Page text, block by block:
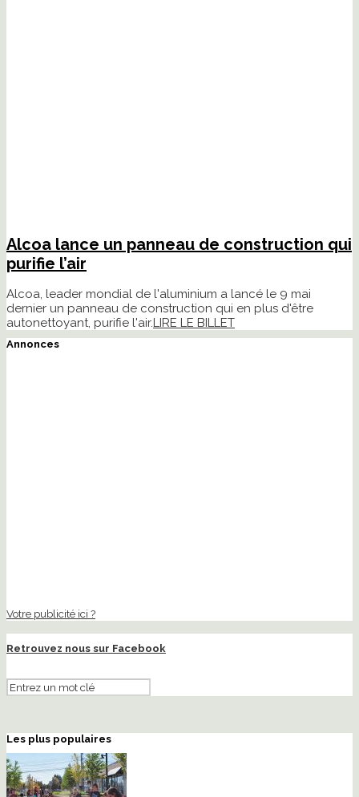
Alcoa lance un panneau de construction qui
purifie l’air
Alcoa, leader mondial de l'aluminium a lancé le 9 mai
dernier un panneau de construction qui en plus d'être
autonettoyant, purifie l'air.LIRE LE BILLET
Annonces
Votre publicité ici ?
Retrouvez nous sur Facebook
Les plus populaires